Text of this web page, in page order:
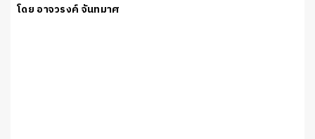
โดย อาจวรงค์ จันทมาศ